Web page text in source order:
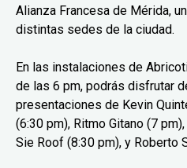
Alianza Francesa de Mérida,
distintas sedes de la ciudad.
En las instalaciones de
de las 6 pm, podrás disfrutar
presentaciones de Kevin
(6:30 pm), Ritmo Gitano (7
Sie Roof (8:30 pm), y Roberto